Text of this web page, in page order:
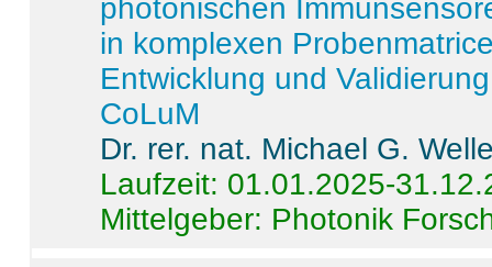
photonischen
in komplexen
Entwicklung und
CoLuM
Dr. rer. nat. Michael G.
Laufzeit: 01.01.2025-
Mittelgeber: Photonik